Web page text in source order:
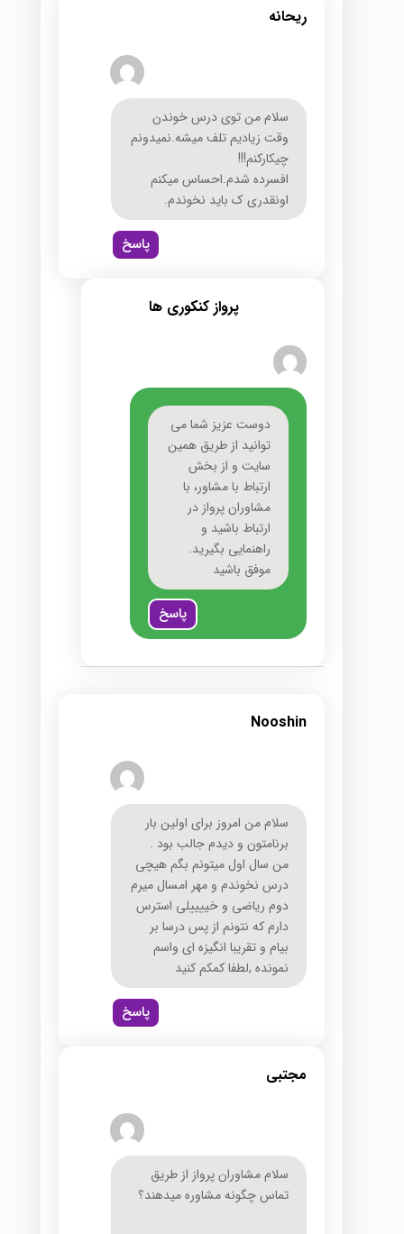
ریحانه
سلام من توی درس خوندن
وقت زیادیم تلف میشه.نمیدونم
چیکارکنم!!!
افسرده شدم.احساس میکنم
اونقدری ک باید نخوندم.
پاسخ
پرواز کنکوری ها
دوست عزیز شما می
توانید از طریق همین
سایت و از بخش
ارتباط با مشاور، با
مشاوران پرواز در
ارتباط باشید و
راهنمایی بگیرید.
موفق باشید
پاسخ
Nooshin
سلام من امروز برای اولین بار
برنامتون و دیدم جالب بود .
من سال اول میتونم بگم هیچی
درس نخوندم و مهر امسال میرم
دوم ریاضی و خییییلی استرس
دارم که نتونم از پس درسا بر
بیام و تقریبا انگیزه ای واسم
نمونده ,لطفا کمکم کنید
پاسخ
مجتبی
سلام مشاوران پرواز از طریق
تماس چگونه مشاوره میدهند؟